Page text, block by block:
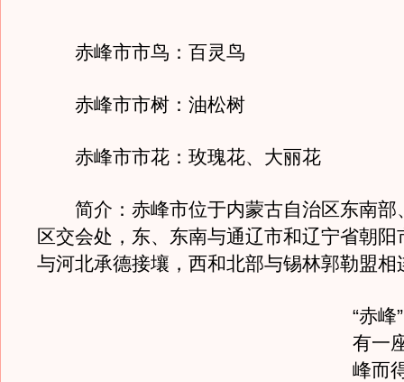
赤峰市市鸟：百灵鸟
赤峰市市树：油松树
赤峰市市花：玫瑰花、大丽花
简介：赤峰市位于内蒙古自治区东南部
区交会处，东、东南与通辽市和辽宁省朝阳
与河北承德接壤，西和北部与锡林郭勒盟相
“赤峰
有一
峰而